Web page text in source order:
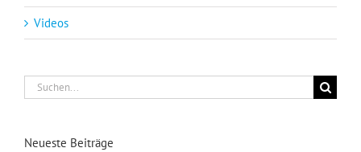
Videos
Suche
nach:
Neueste Beiträge